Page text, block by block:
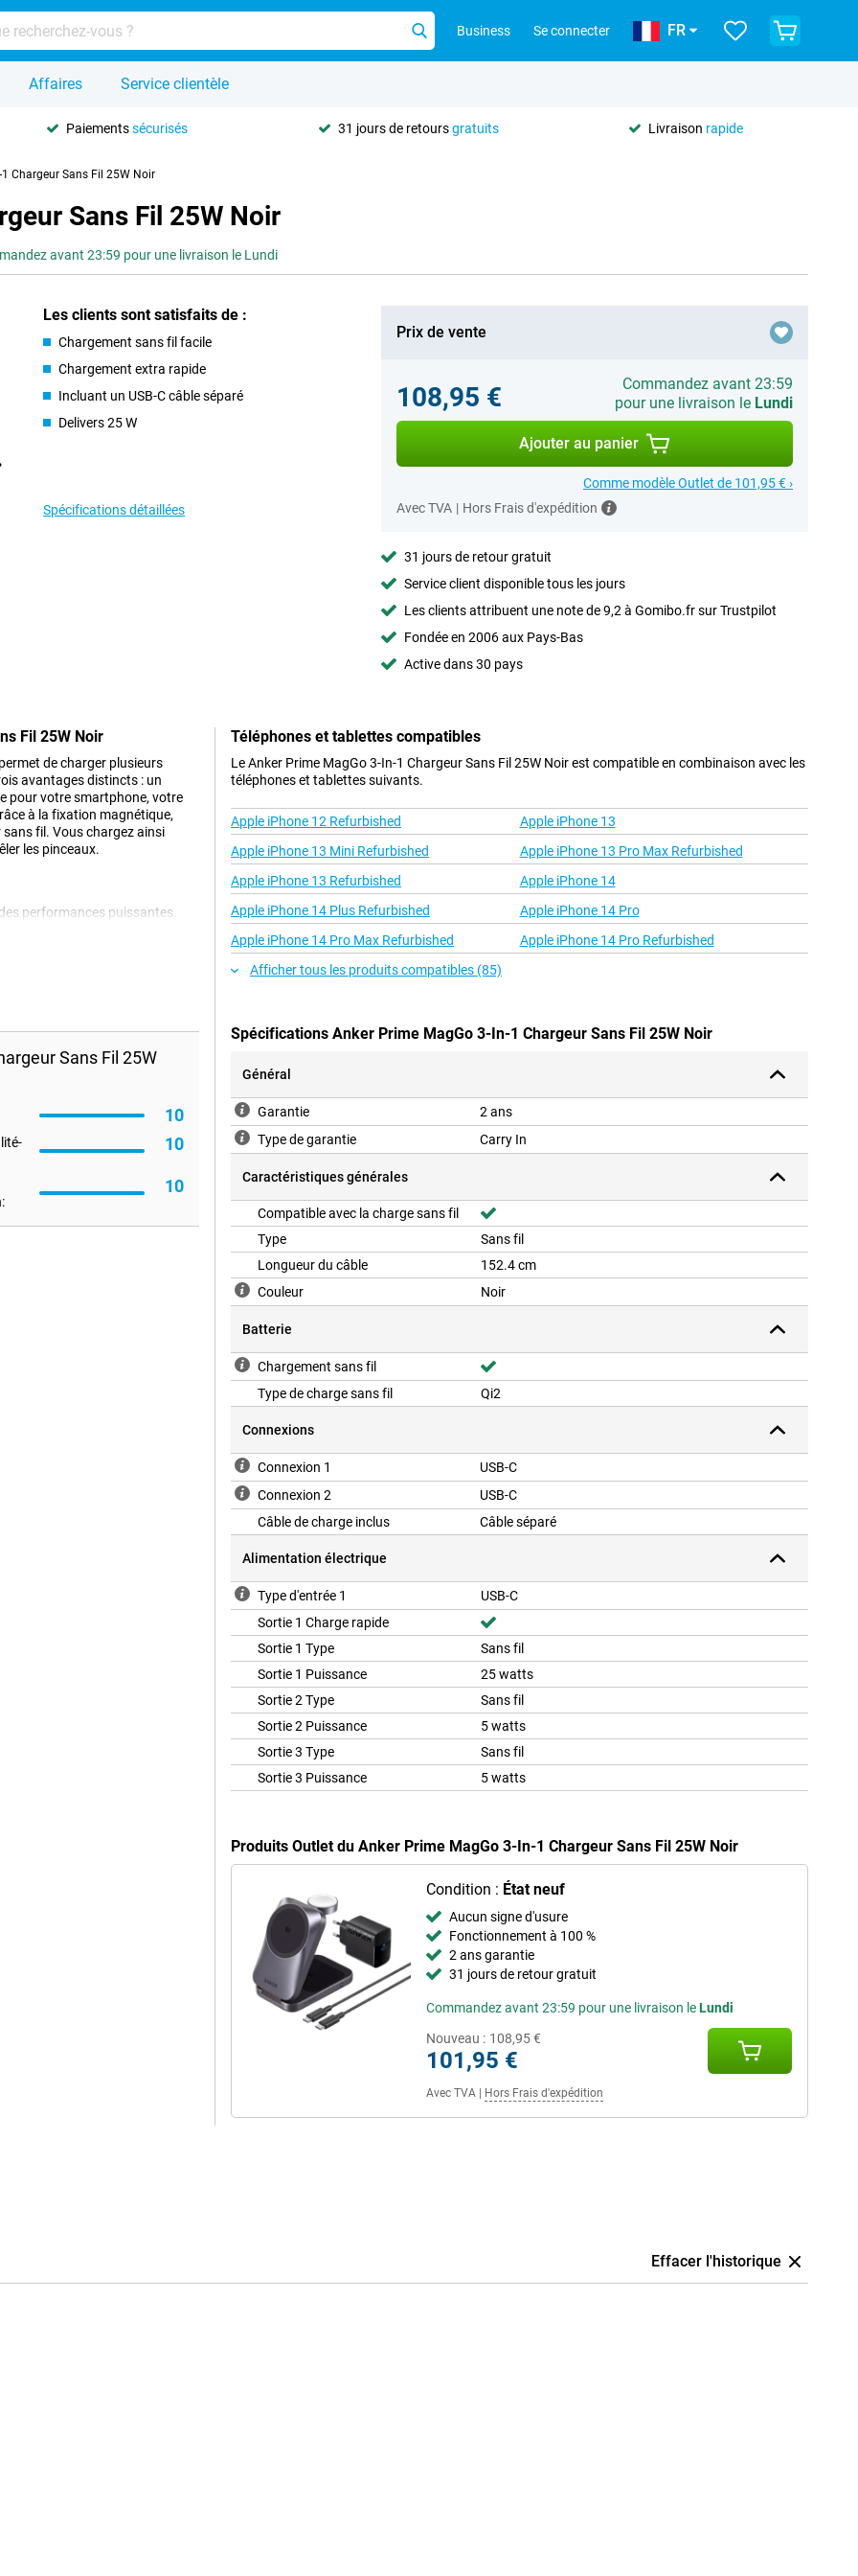
Business Se connecter FR
Affaires Service clientèle
Paiementssécurisés 31 jours de retoursgratuits Livraison rapide
Chargeur Sans Fil 25W Noir
Sans Fil 25W Noir
avant 23:59 pour une livraison le Lundi
Les clients sont satisfaits de :
Chargement sans fil facile
Chargement extra rapide
Incluant un USB-C câble séparé
Delivers 25 W
Spécifications détaillées
Prix de vente
108,95 €
Commandez avant 23:59
pour une livraison le Lundi
Ajouter au panier
Comme modèle Outlet de 101,95 € ›
Avec TVA | Hors Frais d'expédition
31 jours de retour gratuit
Service client disponible tous les jours
Les clients attribuent une note de 9,2 à Gomibo.fr sur Trustpilot
Fondée en 2006 aux Pays-Bas
Active dans 30 pays
Fil 25W Noir
de charger plusieurs
avantages distincts : un
pour votre smartphone, votre
à la fixation magnétique,
fil. Vous chargez ainsi
les pinceaux.
performances puissantes.
magnétiquement votre
votre Apple Watch et vos
avec MagSafe ! Tout est
Anker est donc doté de
circuits. Ce chargeur sans fil
intelligente adapte
le chargeur sans fil Anker
efficace et sûr à la maison !
Sans Fil 25W
10
10
10
Téléphones et tablettes compatibles
Le Anker Prime MagGo 3-In-1 Chargeur Sans Fil 25W Noir est compatible en combinaison avec les
téléphones et tablettes suivants.
Apple iPhone 12 Refurbished
Apple iPhone 13
Apple iPhone 13 Mini Refurbished
Apple iPhone 13 Pro Max Refurbished
Apple iPhone 13 Refurbished
Apple iPhone 14
Apple iPhone 14 Plus Refurbished
Apple iPhone 14 Pro
Apple iPhone 14 Pro Max Refurbished
Apple iPhone 14 Pro Refurbished
Afficher tous les produits compatibles (85)
Spécifications Anker Prime MagGo 3-In-1 Chargeur Sans Fil 25W Noir
Général
Garantie
2 ans
Type de garantie
Carry In
Caractéristiques générales
Compatible avec la charge sans fil
Type
Sans fil
Longueur du câble
152.4 cm
Couleur
Noir
Batterie
Chargement sans fil
Type de charge sans fil
Qi2
Connexions
Connexion 1
USB-C
Connexion 2
USB-C
Câble de charge inclus
Câble séparé
Alimentation électrique
Type d'entrée 1
USB-C
Sortie 1 Charge rapide
Sortie 1 Type
Sans fil
Sortie 1 Puissance
25 watts
Sortie 2 Type
Sans fil
Sortie 2 Puissance
5 watts
Sortie 3 Type
Sans fil
Sortie 3 Puissance
5 watts
Produits Outlet du Anker Prime MagGo 3-In-1 Chargeur Sans Fil 25W Noir
Condition : État neuf
Aucun signe d'usure
Fonctionnement à 100 %
2 ans garantie
31 jours de retour gratuit
Commandez avant 23:59 pour une livraison leLundi
Nouveau : 108,95 €
101,95 €
Avec TVA| Hors Frais d'expédition
Effacer l'historique